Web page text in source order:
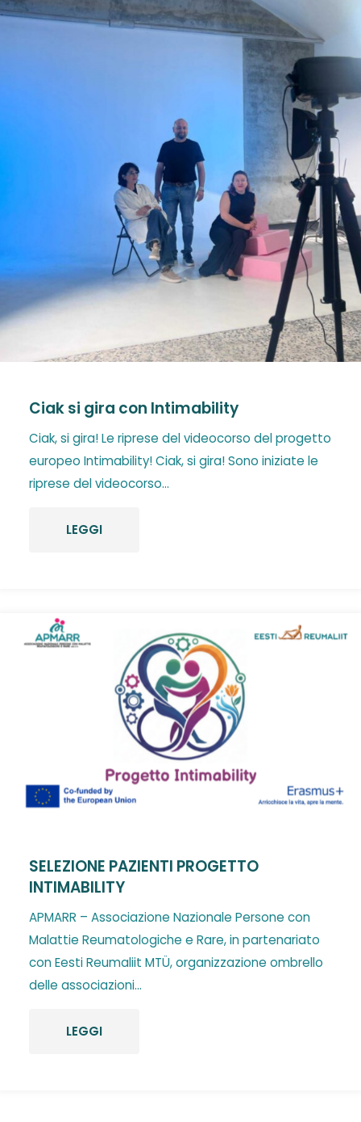
Ciak si gira con Intimability
Ciak, si gira! Le riprese del videocorso del progetto
europeo Intimability! Ciak, si gira! Sono iniziate le
riprese del videocorso...
LEGGI
SELEZIONE PAZIENTI PROGETTO
INTIMABILITY
APMARR – Associazione Nazionale Persone con
Malattie Reumatologiche e Rare, in partenariato
con Eesti Reumaliit MTÜ, organizzazione ombrello
delle associazioni...
LEGGI